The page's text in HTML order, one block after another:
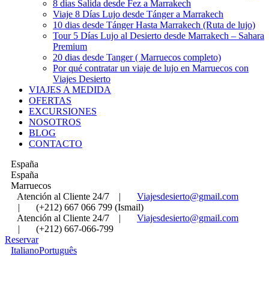
8 dias Salida desde Fez a Marrakech
Viaje 8 Días Lujo desde Tánger a Marrakech
10 dias desde Tánger Hasta Marrakech (Ruta de lujo)
Tour 5 Días Lujo al Desierto desde Marrakech – Sahara
Premium
20 dias desde Tanger ( Marruecos completo)
Por qué contratar un viaje de lujo en Marruecos con
Viajes Desierto
VIAJES A MEDIDA
OFERTAS
EXCURSIONES
NOSOTROS
BLOG
CONTACTO
España
España
Marruecos
Atención al Cliente 24/7
|
Viajesdesierto@gmail.com
|
(+212) 667 066 799 (Ismail)
Atención al Cliente 24/7
|
Viajesdesierto@gmail.com
|
(+212) 667-066-799
Reservar
ItalianoPortuguês